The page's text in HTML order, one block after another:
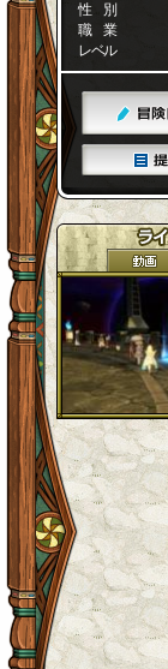
性 別
職 業
レベル